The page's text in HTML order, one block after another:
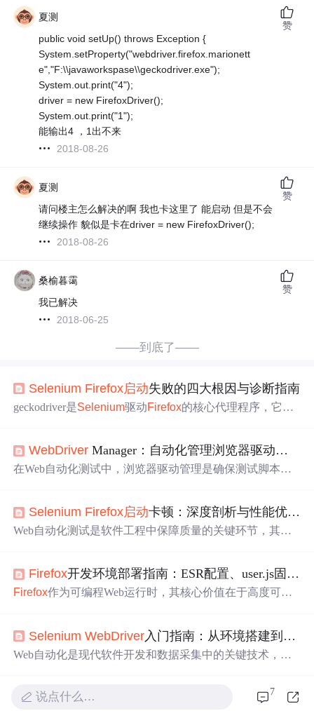
夏测
public void setUp() throws Exception {
System.setProperty("webdriver.firefox.marionett
e","F:\\javaworkspase\\geckodriver.exe");
System.out.print("4");
driver = new FirefoxDriver();
System.out.print("1");
能输出4 ，1出不来
2018-08-26
赞
夏测
请问楼主怎么解决的啊 我也卡这里了 能启动 但是不会
继续操作 貌似是卡在driver = new FirefoxDriver();
2018-08-26
赞
桑榆暮霭
我已解决
2018-06-25
赞
——到底了——
Selenium Firefox启动失败的四大根因与诊断指南
geckodriver是Selenium驱动Firefox的核心代理程序，它基
Marionette协议可识别的命令。技术价值在于解耦浏览器内
核与测试框架，提升跨版本兼容性与安全性。典型应用场
Firefox之间的通信链路中断，常见于
WebDriver Manager：自动化管理浏览器驱动，提升
在Web自动化测试中，浏览器驱动管理是确保测试脚本稳
驱动的自动下载与缓存管理。这一机制的技术价值在于显
著提升了测试环境的可移植性和维护效率，解决了因浏览
通过统一接口简化了Chrome、Firefox等不同浏览器的驱动
管理。本文以Selenium测试为例，深入解析WebDriver
nager如何通过自动化流
Selenium Firefox启动卡顿：深度剖析与性能优化实战
Web自动化测试是软件工程中保障质量的关键环节，其核
为，实现高效、可重复的测试与数据采集。在实际工程实
践中，浏览器驱动实例化效率直接影响测试套件执行速度
测试、网络爬虫和持续集成环境。本文聚焦**版本兼容性*
*与**网络代理配置**两大核心痛点，系统分析组件握手流
程中的性能瓶颈，并提
Firefox开发环境部署指南：ESR配置、user.js固化与
Firefox作为可编程Web运行时，其核心价值在于高度可控
policies.json策略框架，共同构成开发者与安全工程师构建
稳定自动化链路的技术基础。它在Selenium自动化、Burp
境。本文聚焦Firefox
ESR版本的纯净安装、profile隔离、
Selenium WebDriver 入门指南：从环境搭建到自动化实战
Web自动化是现代软件开发和数据采集中的关键技术，它
间建立通信桥梁，从而执行点击、输入、滚动等交互动
说点什么… 7